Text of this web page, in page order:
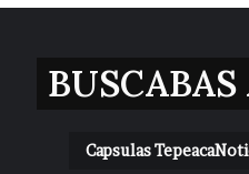
Capsulas